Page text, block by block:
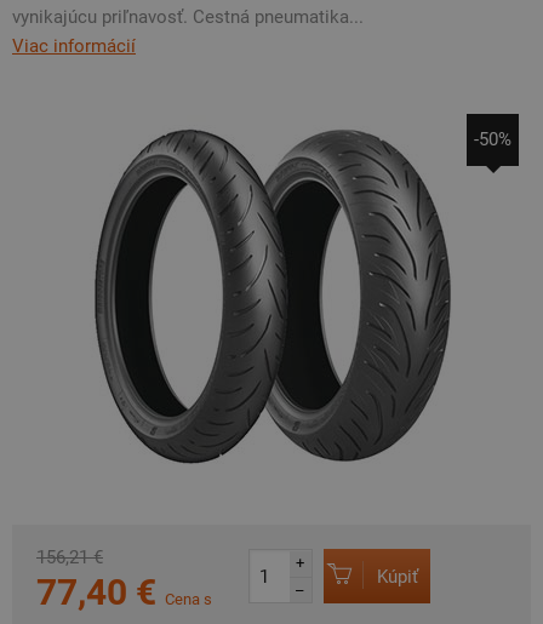
vynikajúcu priľnavosť. Cestná pneumatika...
Viac informácií
-50%
156,21 €
77,40 € Cena s
+
–
Kúpiť